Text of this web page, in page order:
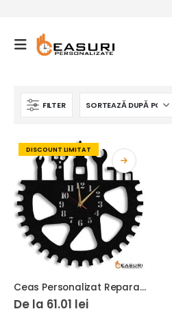
FILTER
DISCOUNT LIMITAT
Ceas Personalizat Reparatii Biciclete 01
De la 61.01 lei